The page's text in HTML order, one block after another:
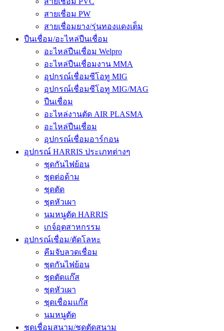
สายเชื่อม PW
สายเชื่อมยาง/รุ่นทองแดงเต็ม
ปืนเชื่อม/อะไหล่ปืนเชื่อม
อะไหล่ปืนเชื่อม Welpro
อะไหล่ปืนเชื่อมงาน MMA
อุปกรณ์เชื่อมซีโอทู MIG
อุปกรณ์เชื่อมซีโอทู MIG/MAG
ปืนเชื่อม
อะไหล่งานตัด AIR PLASMA
อะไหล่ปืนเชื่อม
อุปกรณ์เชื่อมอาร์กอน
อุปกรณ์ HARRIS ประเภทต่างๆ
ชุดกันไฟย้อน
ชุดต่อด้าม
ชุดตัด
ชุดหัวเผา
นมหนูตัด HARRIS
เกจ์อุตสาหกรรม
อุปกรณ์เชื่อม/ตัดโลหะ
คีมจับลวดเชื่อม
ชุดกันไฟย้อน
ชุดตัดแก๊ส
ชุดหัวเผา
ชุดเชื่อมแก๊ส
นมหนูตัด
ชุดเชื่อมสนาม/ชุดตัดสนาม